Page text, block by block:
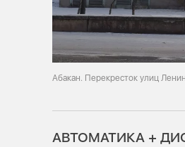
Абакан. Перекресток улиц
АВТОМАТИКА +